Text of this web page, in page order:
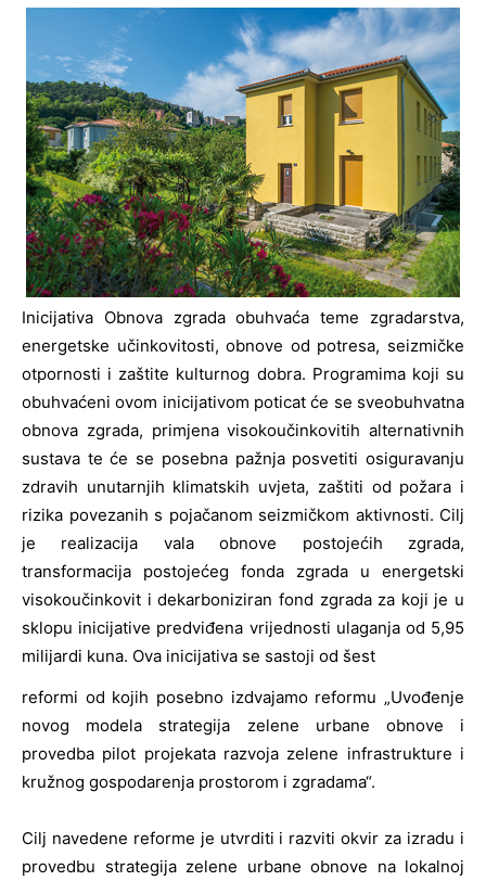
Inicijativa Obnova zgrada obuhvaća teme zgradarstva,
energetske učinkovitosti, obnove od potresa, seizmičke
otpornosti i zaštite kulturnog dobra. Programima koji su
obuhvaćeni ovom inicijativom poticat će se sveobuhvatna
obnova zgrada, primjena visokoučinkovitih alternativnih
sustava te će se posebna pažnja posvetiti osiguravanju
zdravih unutarnjih klimatskih uvjeta, zaštiti od požara i
rizika povezanih s pojačanom seizmičkom aktivnosti. Cilj
je realizacija vala obnove postojećih zgrada,
transformacija postojećeg fonda zgrada u energetski
visokoučinkovit i dekarboniziran fond zgrada za koji je u
sklopu inicijative predviđena vrijednosti ulaganja od 5,95
milijardi kuna. Ova inicijativa se sastoji od šest
reformi od kojih posebno izdvajamo reformu „Uvođenje
novog modela strategija zelene urbane obnove i
provedba pilot projekata razvoja zelene infrastrukture i
kružnog gospodarenja prostorom i zgradama“.
Cilj navedene reforme je utvrditi i razviti okvir za izradu i
provedbu strategija zelene urbane obnove na lokalnoj